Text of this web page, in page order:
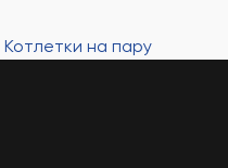
Котлетки на пару